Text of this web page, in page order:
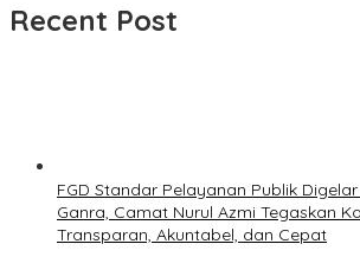
Recent Post
FGD Standar Pelayanan Publik
Ganra, Camat Nurul Azmi Tegaskan
Transparan, Akuntabel, dan Cepat